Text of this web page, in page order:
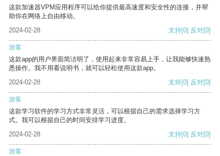
这款加速器VPM应用程序可以给你提供最高速度和安全性的连接，并帮
助你在网络上自由移动。
2024-02-28
支持[0] 反对[0]
游客
这款app的用户界面简洁明了，使用起来非常容易上手，让我能够快速熟
悉操作。我不用看说明书，就可以轻松使用这款app。
2024-02-28
支持[0] 反对[0]
游客
这款学习软件的学习方式非常灵活，可以根据自己的需求选择学习方
式。我可以根据自己的时间安排学习进度。
2024-02-28
支持[0] 反对[0]
游客